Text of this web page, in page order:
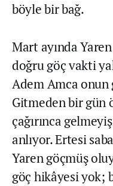
böyle bir bağ.
Mart ayında
doğru göç vakti
Adem Amca
Gitmeden bir gün
çağırınca
anlıyor. Ertesi
Yaren göçmüş
göç hikâyesi yok;